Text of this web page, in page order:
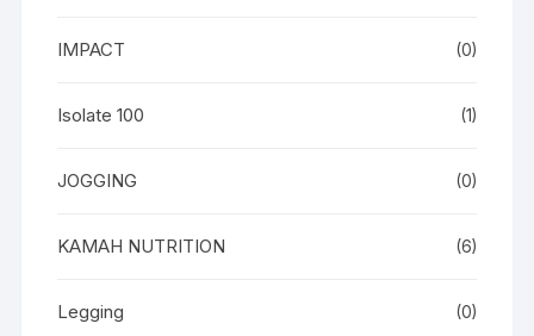
IMPACT (0)
Isolate 100 (1)
JOGGING (0)
KAMAH NUTRITION (6)
Legging (0)